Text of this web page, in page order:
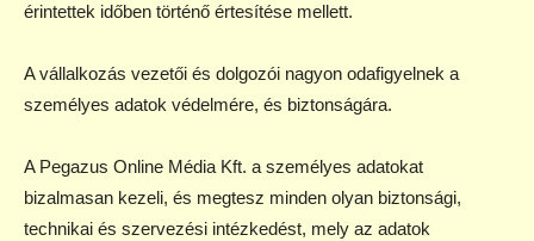
érintettek időben történő értesítése mellett.
A vállalkozás vezetői és dolgozói nagyon odafigyelnek a
személyes adatok védelmére, és biztonságára.
A Pegazus Online Média Kft. a személyes adatokat
bizalmasan kezeli, és megtesz minden olyan biztonsági,
technikai és szervezési intézkedést, mely az adatok